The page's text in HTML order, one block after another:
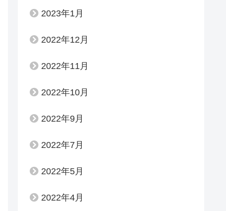
2023年1月
2022年12月
2022年11月
2022年10月
2022年9月
2022年7月
2022年5月
2022年4月